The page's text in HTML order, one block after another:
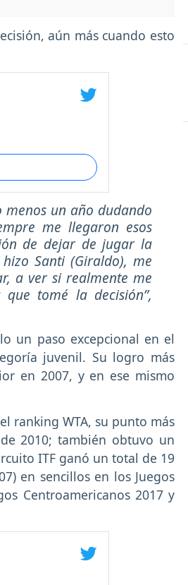
aún más cuando esto
menos un año dudando
me llegaron esos
de dejar de jugar la
Santi (Giraldo), me
a ver si realmente me
tomé la decisión”,
un paso excepcional en el
juvenil. Su logro más
en 2007, y en ese mismo
ranking WTA, su punto más
2010; también obtuvo un
ITF ganó un total de 19
en sencillos en los Juegos
Centroamericanos 2017 y